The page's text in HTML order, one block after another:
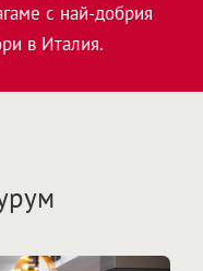
с най-добрия
в Италия.